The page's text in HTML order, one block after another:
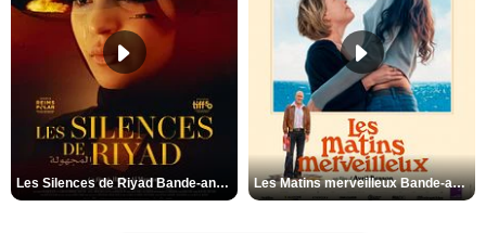
Les Silences de Riyad Bande-annonce VO STFR Les Matins merveilleux Bande-annonce VF